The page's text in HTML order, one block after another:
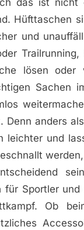
das ist nicht
Hüfttaschen
und
lösen oder
Sachen
anders
leichter und
Sportler
Ob